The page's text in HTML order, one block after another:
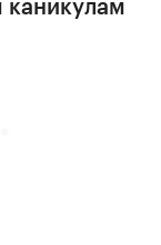
каникулам